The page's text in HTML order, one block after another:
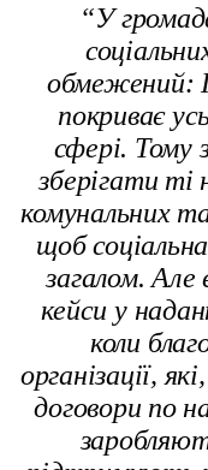
“У
обмежений:
покриває
сфері. Тому
зберігати ті
комунальних
щоб
загалом. Але
кейси у
коли
організації,
договори по